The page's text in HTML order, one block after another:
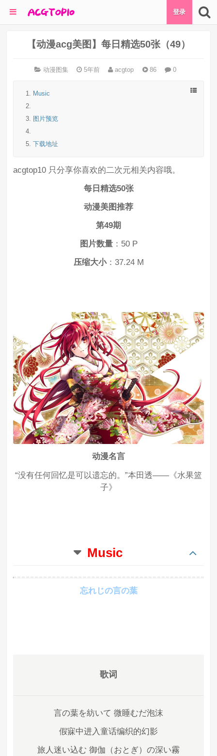
登录
【动漫acg美图】每日精选50张（49）
动漫图集 5年前 acgtop 86 0
Music
图片预览
下载地址
acgtop10 只分享你喜欢的二次元相关内容哦。
每日精选50张
动漫美图推荐
第49期
图片数量：50 P
压缩大小：37.24 M
动漫名言
“没有任何回忆是可以遗忘的。”本田透——《水果篮
子》
Music
忘れじの言の葉
歌词
言の葉を紡いて 微睡むだ泡沫
假寐中进入童话编织的幻影
旅人迷い込む 御伽（おとぎ）の深い霧